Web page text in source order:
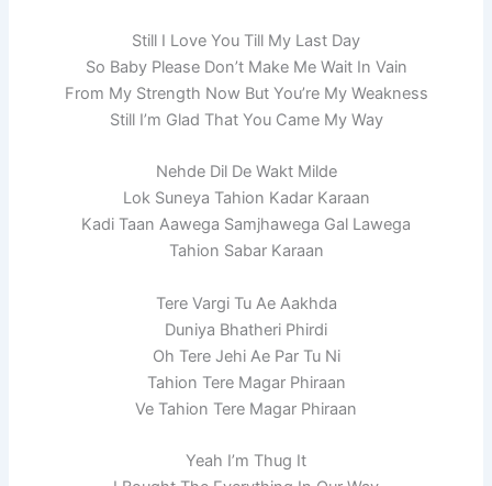
Still I Love You Till My Last Day
So Baby Please Don’t Make Me Wait In Vain
From My Strength Now But You’re My Weakness
Still I’m Glad That You Came My Way
Nehde Dil De Wakt Milde
Lok Suneya Tahion Kadar Karaan
Kadi Taan Aawega Samjhawega Gal Lawega
Tahion Sabar Karaan
Tere Vargi Tu Ae Aakhda
Duniya Bhatheri Phirdi
Oh Tere Jehi Ae Par Tu Ni
Tahion Tere Magar Phiraan
Ve Tahion Tere Magar Phiraan
Yeah I’m Thug It